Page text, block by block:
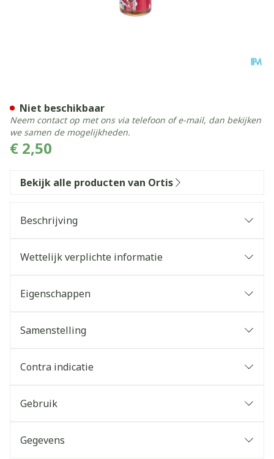
€ 2,50
Niet beschikbaar
Neem contact op met ons via telefoon of e-mail, dan bekijken
we samen de mogelijkheden.
Bekijk alle producten van Ortis
Beschrijving
Wettelijk verplichte informatie
Eigenschappen
Samenstelling
Contra indicatie
Gebruik
Gegevens